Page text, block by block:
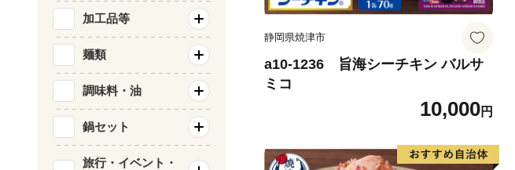
静岡県焼津市
a10-1236 旨海シーチキン バルサ
ミコ
10,000円
加工品等
麺類
調味料・油
鍋セット
旅行・イベント・